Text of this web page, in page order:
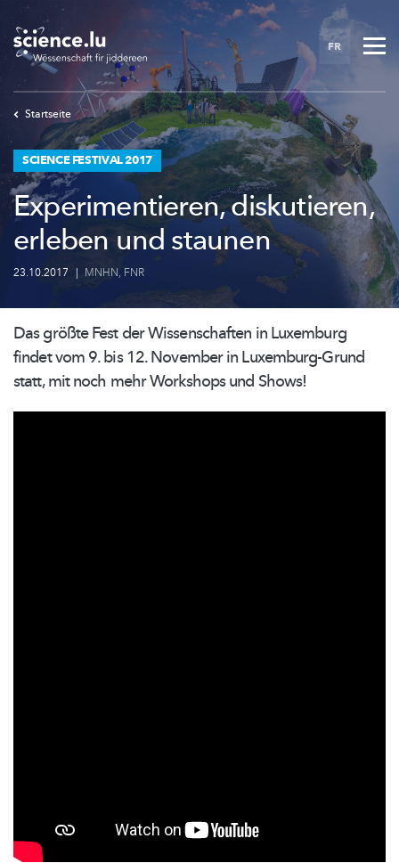
to
main
content
FR
Startseite
SCIENCE FESTIVAL 2017
Experimentieren, diskutieren,
erleben und staunen
23.10.2017 | MNHN, FNR
Das größte Fest derWissenschaften in Luxemburg
findet vom 9. bis 12. November in Luxemburg-Grund
statt, mit noch mehr Workshops und Shows!